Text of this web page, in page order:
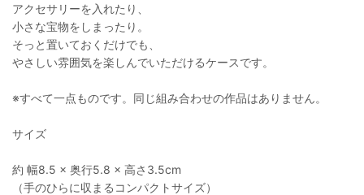
アクセサリーを入れたり、
小さな宝物をしまったり。
そっと置いておくだけでも、
やさしい雰囲気を楽しんでいただけるケースです。
※すべて一点ものです。同じ組み合わせの作品はありません。
サイズ
約 幅8.5 × 奥行5.8 × 高さ3.5cm
（手のひらに収まるコンパクトサイズ）